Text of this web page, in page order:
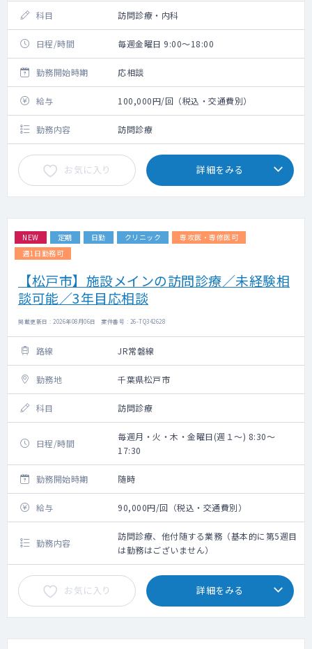
科目 訪問診療・内科
日程/時間 毎週金曜日 9:00～18:00
勤務開始時期 応相談
給与 100,000円/回（税込・交通費別）
勤務内容 訪問診療
お気に入り 詳細をみる
NEW 定期 日勤 クリニック
専攻医・専修医可
週1日勤務可
【松戸市】施設メインの訪問診療／未経験相
談可能／3年目応相談
掲載更新日 : 2026年08月06日 案件番号 : 26-TQ342628
路線 JR常磐線
勤務地 千葉県松戸市
科目 訪問診療
日程/時間
毎週月・火・木・金曜日(週１～) 8:30～
17:30
勤務開始時期 随時
給与 90,000円/回（税込・交通費別）
勤務内容
訪問診療、他付随する業務（基本的に第5週目
は勤務はございません）
お気に入り 詳細をみる